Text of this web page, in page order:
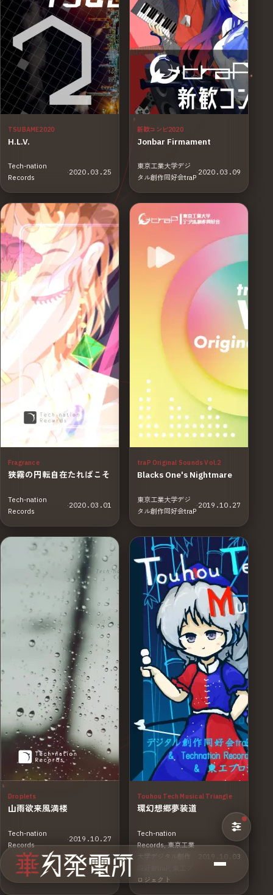
KNOW
About
LISTEN
Music
TSUBAME2020
H.L.V.
Tech-nation
Records
·2020.03.25
新歓コンピ2020
Jonbar Firmament
東京工業大学デジ
タル創作同好会traP
·2020.03.09
Fragrance
狭霧の円転自在たればこそ
Tech-nation
Records
·2020.03.01
traP Original Sounds Vol.2
Blacks One's Nightmare
東京工業大学デジ
タル創作同好会traP
·2019.10.27
Droplets
山雨欲来風満楼
Tech-nation
Records
·2019.10.27
Touhou Tech Musical Triangle
環幻想郷夢装道
Tech-nation
Records, 東京工業
大学デジタル創作
ロジェクト
2019.10.03